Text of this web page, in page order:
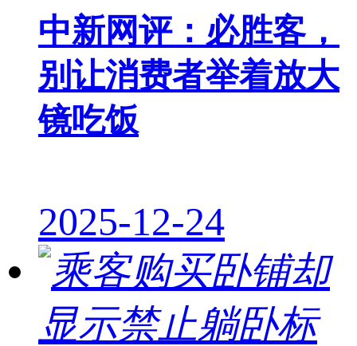
中新网评：必胜客，
别让消费者举着放大
镜吃饭
2025-12-24